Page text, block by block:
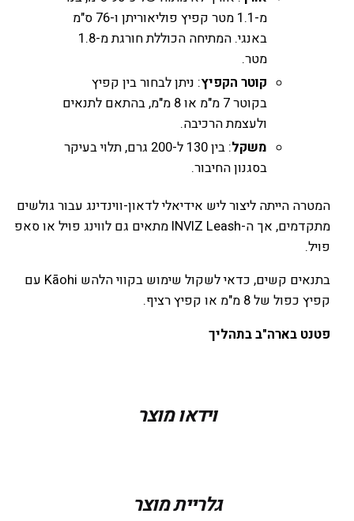
מ-1.1 מטר קפיץ פוליאוריתן ו-76 ס"מ
באנגי. המתיחה הכוללת חורגת מ-1.8
מטר.
קוטר הקפיץ: ניתן לבחור בין קפיץ
בקוטר 7 מ"מ או 8 מ"מ, בהתאם לתנאים
ולעצמת הרכיבה.
משקל
: בין 130 ל-200 גרם, תלוי בעיקר
בסגנון החיבור.
המטרה הייתה ליצור ליש אידיאלי לדאון-ווינדינג עבור גולשים
מתקדמים, אך ה-INVIZ Leash מתאים גם לווינג פויל או סאפ
פויל.
בתנאים קשים, כדאי לשקול שימוש בקווי הלהש Kāohi עם
קפיץ כפול של 8 מ"מ או קפיץ רציף.
פטנט בארה"ב בתהליך
Clear, Blue, Black
וידאו מוצר
גלריית מוצר